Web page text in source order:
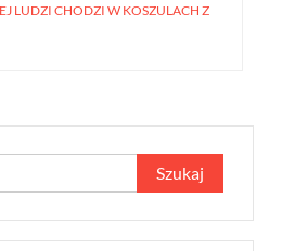
LUDZI CHODZI W KOSZULACH Z
Szukaj: